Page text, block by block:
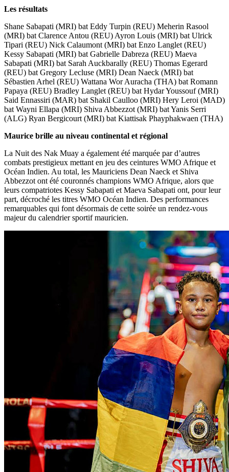
Les résultats
Shane Sabapati (MRI) bat Eddy Turpin (REU) Meherin Rasool
(MRI) bat Clarence Antou (REU) Ayron Louis (MRI) bat Ulrick
Tipari (REU) Nick Calaumont (MRI) bat Enzo Langlet (REU)
Kessy Sabapati (MRI) bat Gabrielle Dabreza (REU) Maeva
Sabapati (MRI) bat Sarah Auckbarally (REU) Thomas Egerard
(REU) bat Gregory Lecluse (MRI) Dean Naeck (MRI) bat
Sébastien Arhel (REU) Wattana Wor Auracha (THA) bat Romann
Papaya (REU) Bradley Langlet (REU) bat Hydar Youssouf (MRI)
Said Ennassiri (MAR) bat Shakil Caulloo (MRI) Hery Leroi (MAD)
bat Wayni Ellapa (MRI) Shiva Abbezzot (MRI) bat Yanis Serri
(ALG) Ryan Bergicourt (MRI) bat Kiattisak Phayphakwaen (THA)
Maurice brille au niveau continental et régional
La Nuit des Nak Muay a également été marquée par d’autres
combats prestigieux mettant en jeu des ceintures WMO Afrique et
Océan Indien. Au total, les Mauriciens Dean Naeck et Shiva
Abbezzot ont été couronnés champions WMO Afrique, alors que
leurs compatriotes Kessy Sabapati et Maeva Sabapati ont, pour leur
part, décroché les titres WMO Océan Indien. Des performances
remarquables qui font désormais de cette soirée un rendez-vous
majeur du calendrier sportif mauricien.